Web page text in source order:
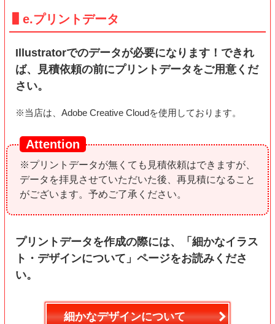
e.プリントデータ
Illustratorでのデータが必要になります！できれ
ば、見積依頼の前にプリントデータをご用意くだ
さい。
※当店は、Adobe Creative Cloudを使用しております。
※プリントデータが無くても見積依頼はできますが、
データを拝見させていただいた後、再見積になること
がございます。予めご了承ください。
プリントデータを作成の際には、「細かなイラス
ト・デザインについて」ページをお読みくださ
い。
細かなデザインについて